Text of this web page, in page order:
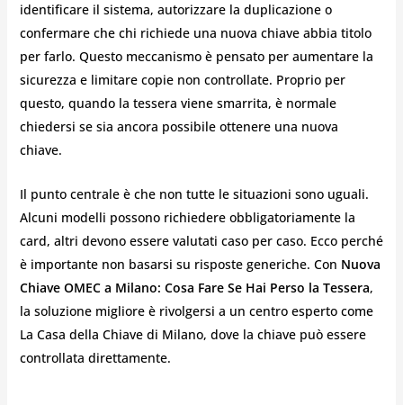
identificare il sistema, autorizzare la duplicazione o
confermare che chi richiede una nuova chiave abbia titolo
per farlo. Questo meccanismo è pensato per aumentare la
sicurezza e limitare copie non controllate. Proprio per
questo, quando la tessera viene smarrita, è normale
chiedersi se sia ancora possibile ottenere una nuova
chiave.
Il punto centrale è che non tutte le situazioni sono uguali.
Alcuni modelli possono richiedere obbligatoriamente la
card, altri devono essere valutati caso per caso. Ecco perché
è importante non basarsi su risposte generiche. Con Nuova
Chiave OMEC a Milano: Cosa Fare Se Hai Perso la Tessera,
la soluzione migliore è rivolgersi a un centro esperto come
La Casa della Chiave di Milano, dove la chiave può essere
controllata direttamente.